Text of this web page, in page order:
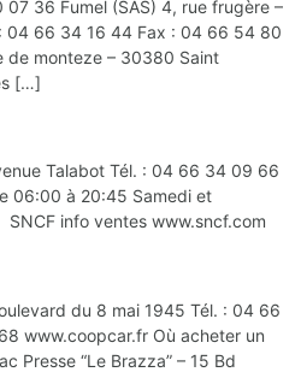
07 36 Fumel (SAS) 4, rue frugère –
: 04 66 34 16 44 Fax : 04 66 54 80
de monteze – 30380 Saint
[…]
Talabot Tél. : 04 66 34 09 66
06:00 à 20:45 Samedi et
info ventes www.sncf.com
du 8 mai 1945 Tél. : 04 66
www.coopcar.fr Où acheter un
Presse “Le Brazza” – 15 Bd